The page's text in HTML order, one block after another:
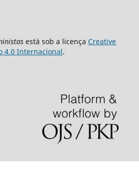
está sob a licença Creative
4.0 Internacional.